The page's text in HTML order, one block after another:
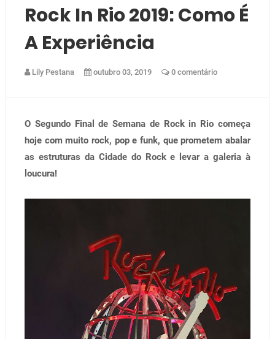
Rock In Rio 2019: Como É
A Experiência
Lily Pestana outubro 03, 2019 0 comentário
O Segundo Final de Semana de Rock in Rio começa
hoje com muito rock, pop e funk, que prometem abalar
as estruturas da Cidade do Rock e levar a galeria à
loucura!